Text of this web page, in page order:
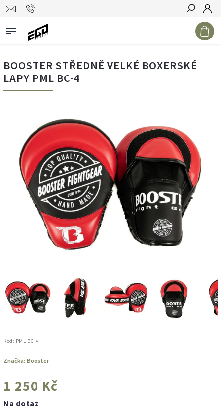
Hledat
BOOSTER STŘEDNĚ VELKÉ BOXERSKÉ
LAPY PML BC-4
Kód: PML-BC-4
Značka: Booster
1 250 Kč
Na dotaz